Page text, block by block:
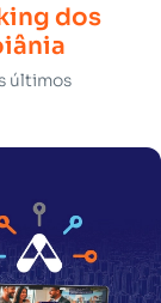
dos
últimos